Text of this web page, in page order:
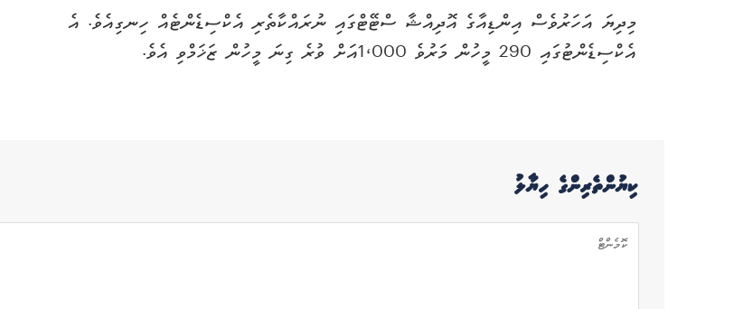
މިދިޔަ އަހަރުވެސް އިންޑިއާގެ އޮދިއްޝާ ސްޓޭޓްގައި ނުރައްކާތެރި އެކްސިޑެންޓެއް ހިނގިއެވެ. އެ
އެކްސިޑެންޓުގައި 290 މީހުން މަރުވެ 1،000އަށް ވުރެ ގިނަ މީހުން ޒަޚަމްވި އެވެ.
ކިޔުންތެރިންގެ ހިޔާލު